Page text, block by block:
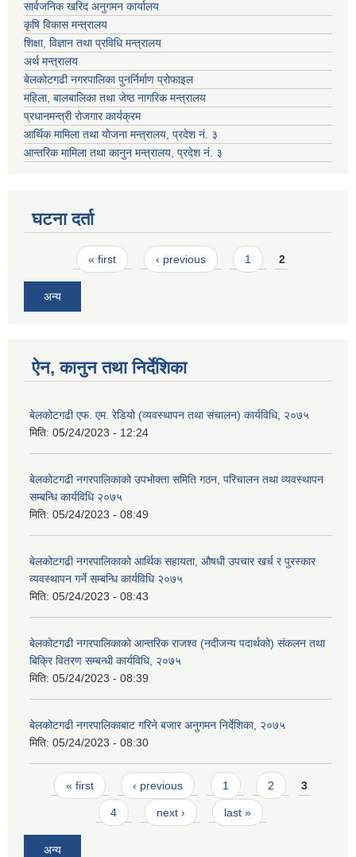
सार्वजनिक खरिद अनुगमन कार्यालय
कृषि विकास मन्त्रालय
शिक्षा, विज्ञान तथा प्रविधि मन्त्रालय
अर्थ मन्त्रालय
बेलकोटगढी नगरपालिका पुनर्निर्माण प्रोफाइल
महिला, बालबालिका तथा जेष्ठ नागरिक मन्त्रालय
प्रधानमन्त्री रोजगार कार्यक्रम
आर्थिक मामिला तथा योजना मन्त्रालय, प्रदेश नं. ३
आन्तरिक मामिला तथा कानुन मन्त्रालय, प्रदेश नं. ३
घटना दर्ता
Pages« first ‹ previous 1 2
अन्य
ऐन, कानुन तथा निर्देशिका
बेलकोटगढी एफ. एम. रेडियो (व्यवस्थापन तथा संचालन) कार्यविधि, २०७५
मिति: 05/24/2023 - 12:24
बेलकोटगढी नगरपालिकाको उपभोक्ता समिति गठन, परिचालन तथा व्यवस्थापन
सम्बन्धि कार्यविधि २०७५
मिति: 05/24/2023 - 08:49
बेलकोटगढी नगरपालिकाको आर्थिक सहायता, औषधी उपचार खर्च र पुरस्कार
व्यवस्थापन गर्ने सम्बन्धि कार्यविधि २०७५
मिति: 05/24/2023 - 08:43
बेलकोटगढी नगरपालिकाको आन्तरिक राजश्व (नदीजन्य पदार्थको) संकलन तथा
बिक्रि वितरण सम्बन्धी कार्यविधि, २०७५
मिति: 05/24/2023 - 08:39
बेलकोटगढी नगरपालिकाबाट गरिने बजार अनुगमन निर्देशिका, २०७५
मिति: 05/24/2023 - 08:30
Pages
« first ‹ previous 1 2 3
4 next › last »
अन्य